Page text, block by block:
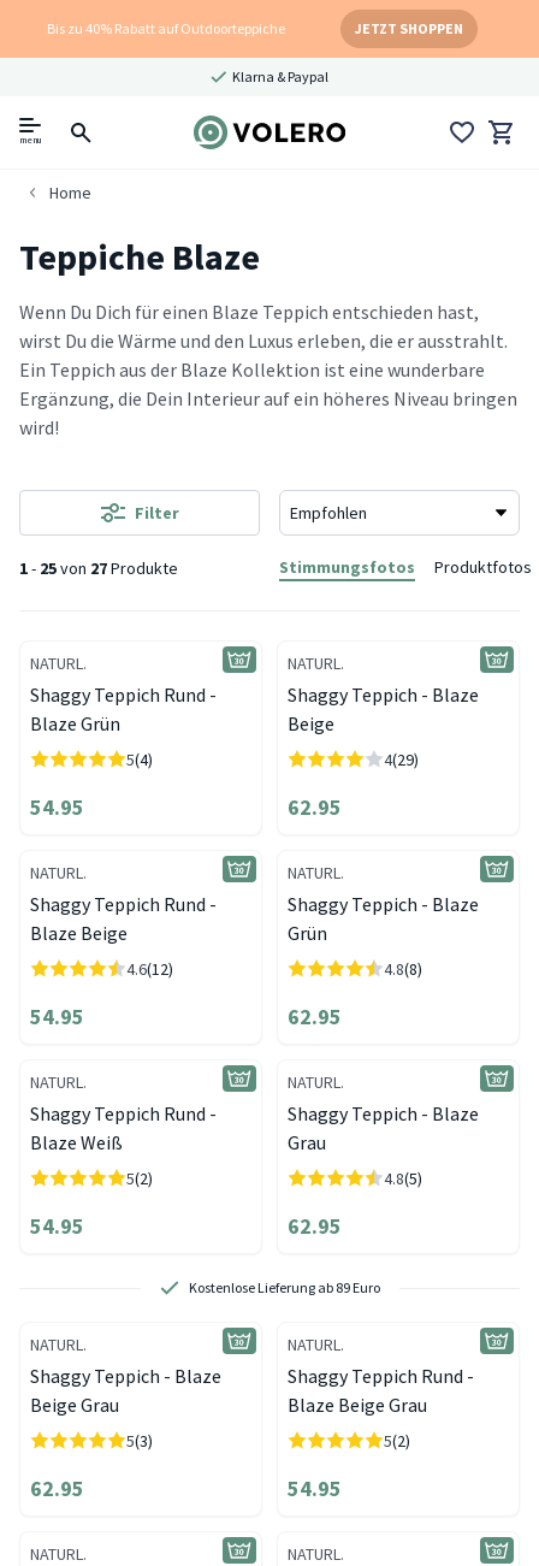
Bis zu 40% Rabatt auf Outdoorteppiche JETZT SHOPPEN
Klarna & Paypal
menu
Home
Teppiche Blaze
Wenn Du Dich für einen Blaze Teppich entschieden hast,
wirst Du die Wärme und den Luxus erleben, die er ausstrahlt.
Ein Teppich aus der Blaze Kollektion ist eine wunderbare
Ergänzung, die Dein Interieur auf ein höheres Niveau bringen
wird!
1- 25von 27Produkte
Filter
Stimmungsfotos Produktfotos
NATURL.
Shaggy Teppich Rund -
Blaze Grün
5(4)
54.95
NATURL.
Shaggy Teppich - Blaze
Beige
4(29)
62.95
NATURL.
Shaggy Teppich Rund -
Blaze Beige
4.6(12)
54.95
NATURL.
Shaggy Teppich - Blaze
Grün
4.8(8)
62.95
NATURL.
Shaggy Teppich Rund -
Blaze Weiß
5(2)
54.95
NATURL.
Shaggy Teppich - Blaze
Grau
4.8(5)
62.95
Kostenlose Lieferung ab 89 Euro
NATURL.
Shaggy Teppich - Blaze
Beige Grau
5(3)
62.95
NATURL.
Shaggy Teppich Rund -
Blaze Beige Grau
5(2)
54.95
NATURL. NATURL.